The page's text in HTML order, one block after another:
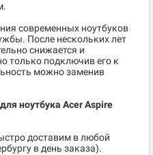
современных ноутбуков
После нескольких лет
снижается и
только подключив его к
можно заменив
ноутбука Acer Aspire
доставим в любой
в день заказа).